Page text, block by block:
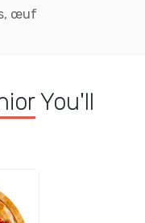
œuf
You'll